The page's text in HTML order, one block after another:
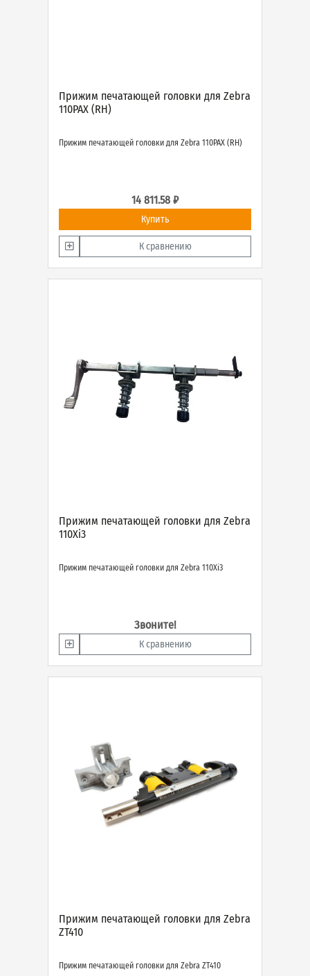
Прижим печатающей головки для Zebra
110PAX (RH)
Прижим печатающей головки для Zebra 110PAX (RH)
14 811.58 ₽
Купить
К сравнению
Прижим печатающей головки для Zebra
110Xi3
Прижим печатающей головки для Zebra 110Xi3
Звоните!
К сравнению
Прижим печатающей головки для Zebra
ZT410
Прижим печатающей головки для Zebra ZT410